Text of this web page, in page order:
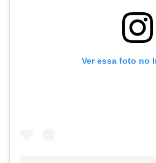
Ver essa foto no